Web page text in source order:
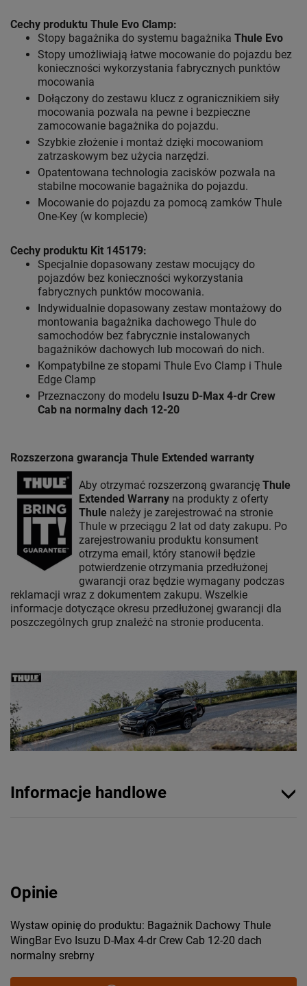
Cechy produktu Thule Evo Clamp:
Stopy bagażnika do systemu bagażnika Thule Evo
Stopy umożliwiają łatwe mocowanie do pojazdu bez
konieczności wykorzystania fabrycznych punktów
mocowania
Dołączony do zestawu klucz z ogranicznikiem siły
mocowania pozwala na pewne i bezpieczne
zamocowanie bagażnika do pojazdu.
Szybkie złożenie i montaż dzięki mocowaniom
zatrzaskowym bez użycia narzędzi.
Opatentowana technologia zacisków pozwala na
stabilne mocowanie bagażnika do pojazdu.
Mocowanie do pojazdu za pomocą zamków Thule
One-Key (w komplecie)
Cechy produktu Kit 145179:
Specjalnie dopasowany zestaw mocujący do
pojazdów bez konieczności wykorzystania
fabrycznych punktów mocowania.
Indywidualnie dopasowany zestaw montażowy do
montowania bagażnika dachowego Thule do
samochodów bez fabrycznie instalowanych
bagażników dachowych lub mocowań do nich.
Kompatybilne ze stopami Thule Evo Clamp i Thule
Edge Clamp
Przeznaczony do modelu Isuzu D-Max 4-dr Crew
Cab na normalny dach 12-20
Rozszerzona gwarancja Thule Extended warranty
Aby otrzymać rozszerzoną gwarancję Thule
Extended Warrany na produkty z oferty
Thule należy je zarejestrować na stronie
Thule w przeciągu 2 lat od daty zakupu. Po
zarejestrowaniu produktu konsument
otrzyma email, który stanowił będzie
potwierdzenie otrzymania przedłużonej
gwarancji oraz będzie wymagany podczas
reklamacji wraz z dokumentem zakupu. Wszelkie
informacje dotyczące okresu przedłużonej gwarancji dla
poszczególnych grup znaleźć na stronie producenta.
Informacje handlowe
Opinie
Wystaw opinię do produktu: Bagażnik Dachowy Thule
WingBar Evo Isuzu D-Max 4-dr Crew Cab 12-20 dach
normalny srebrny